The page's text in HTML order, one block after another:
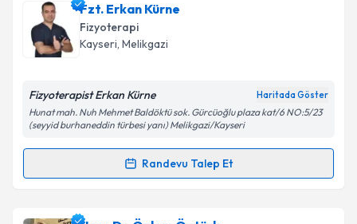
Fzt. Erkan Kürne
Fizyoterapi
Kayseri, Melikgazi
Fizyoterapist Erkan Kürne Haritada Göster
Hunat mah. Nuh Mehmet Baldöktü sok. Gürcüoğlu plaza kat/6 NO:5/23
(seyyid burhaneddin türbesi yanı) Melikgazi/Kayseri
Randevu Talep Et
Randevu Takvimi Talebi